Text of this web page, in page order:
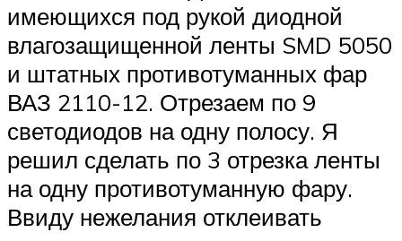
имеющихся под рукой диодной
влагозащищенной ленты SMD 5050
и штатных противотуманных фар
ВАЗ 2110-12. Отрезаем по 9
светодиодов на одну полосу. Я
решил сделать по 3 отрезка ленты
на одну противотуманную фару.
Ввиду нежелания отклеивать